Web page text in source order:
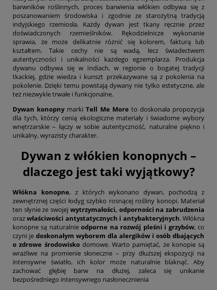
barwników roślinnych, proces barwienia włókien odbywa się z
poszanowaniem środowiska i zgodnie ze starożytną tradycją
indyjskiego rzemiosła. Każdy dywan jest tkany ręcznie przez
doświadczonych rzemieślników. Rękodzielnicze wykonanie
sprawia, że może delikatnie różnić się kolorem, fakturą lub
kształtem. Takie cechy nie są wadą, lecz świadectwem
autentyczności i unikalności każdego egzemplarza. Produkcja
dywanu odbywa się w Indiach, w regionie o bogatej tradycji
tkackiej, gdzie wiedza i kunszt przekazywane są z pokolenia na
pokolenie. Dzięki temu powstają dywany nie tylko estetyczne, ale
też niezwykle trwałe i funkcjonalne.
Dywan konopnymarkiTell Me More to doskonała propozycja
dla tych, którzy cenią ekologiczne materiały i świadome wybory
wnętrzarskie – łączy w sobie autentyczność, naturalne piękno i
unikalny, wyrazisty charakter.
Dywan z włókien konopnych –
dlaczego jest taki wyjątkowy?
Włókna konopne, z których wykonano dywan, pochodzą z
zewnętrznej części łodyg szybko rosnącej rośliny konopi. Materiał
ten słynie ze swojej wytrzymałości, odporności na zabrudzenia
orazwłaściwości antystatycznych i antybakteryjnych. Włókna
konopne są naturalnieodporne na rozwój pleśni i grzybów, co
czyni je doskonałym wyborem dla alergików i osób dbających
o zdrowe środowiskodomowe. Warto pamiętać, że konopie są
wrażliwe na promienie słoneczne – przy dłuższej ekspozycji na
intensywne światło, ich kolor może naturalnie blaknąć. Aby
zachować głębię barw na dłużej, zaleca się unikanie
bezpośredniego intensywnego nasłonecznienia